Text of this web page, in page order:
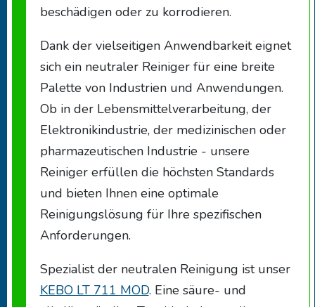
beschädigen oder zu korrodieren.
Dank der vielseitigen Anwendbarkeit eignet
sich ein neutraler Reiniger für eine breite
Palette von Industrien und Anwendungen.
Ob in der Lebensmittelverarbeitung, der
Elektronikindustrie, der medizinischen oder
pharmazeutischen Industrie - unsere
Reiniger erfüllen die höchsten Standards
und bieten Ihnen eine optimale
Reinigungslösung für Ihre spezifischen
Anforderungen.
Spezialist der neutralen Reinigung ist unser
KEBO LT 711 MOD. Eine säure- und